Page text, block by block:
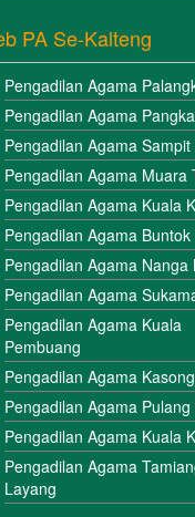
PA Se-Kalteng
Pengadilan Agama
Pengadilan Agama
Pengadilan Agama Sampit
Pengadilan Agama Muara
Pengadilan Agama Kuala
Pengadilan Agama Buntok
Pengadilan Agama Nanga
Pengadilan Agama
Pengadilan Agama Kuala
Pembuang
Pengadilan Agama
Pengadilan Agama Pulang
Pengadilan Agama Kuala
Pengadilan Agama
Layang